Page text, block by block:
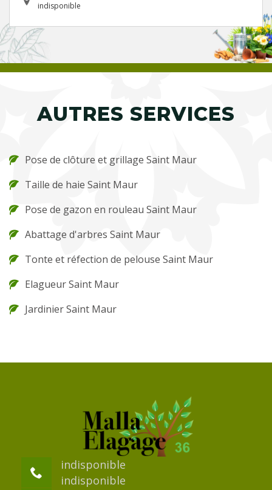
indisponible
AUTRES SERVICES
Pose de clôture et grillage Saint Maur
Taille de haie Saint Maur
Pose de gazon en rouleau Saint Maur
Abattage d'arbres Saint Maur
Tonte et réfection de pelouse Saint Maur
Elagueur Saint Maur
Jardinier Saint Maur
indisponible
indisponible